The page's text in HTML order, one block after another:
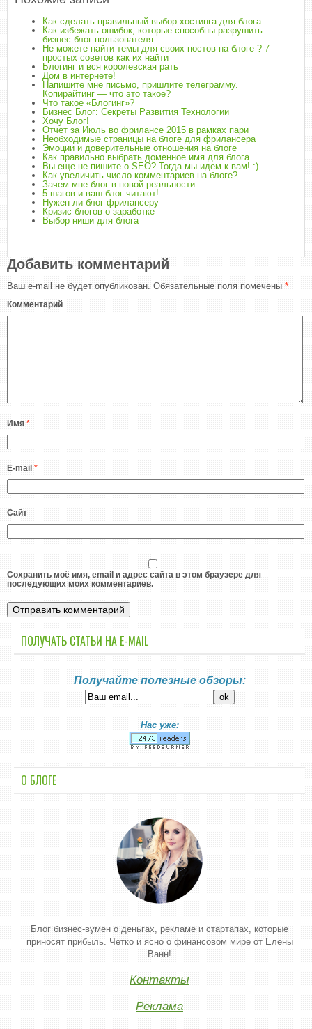
Как сделать правильный выбор хостинга для блога
Как избежать ошибок, которые способны разрушить
бизнес блог пользователя
Не можете найти темы для своих постов на блоге ? 7
простых советов как их найти
Блогинг и вся королевская рать
Дом в интернете!
Напишите мне письмо, пришлите телеграмму.
Копирайтинг — что это такое?
Что такое «Блогинг»?
Бизнес Блог: Секреты Развития Технологии
Хочу Блог!
Отчет за Июль во фрилансе 2015 в рамках пари
Необходимые страницы на блоге для фрилансера
Эмоции и доверительные отношения на блоге
Как правильно выбрать доменное имя для блога.
Вы еще не пишите о SEO? Тогда мы идем к вам! :)
Как увеличить число комментариев на блоге?
Зачем мне блог в новой реальности
5 шагов и ваш блог читают!
Нужен ли блог фрилансеру
Кризис блогов о заработке
Выбор ниши для блога
Добавить комментарий
Ваш e-mail не будет опубликован. Обязательные поля помечены *
Комментарий
Имя *
E-mail *
Сайт
Сохранить моё имя, email и адрес сайта в этом браузере для
последующих моих комментариев.
ПОЛУЧАТЬ СТАТЬИ НА E-MАIL
Получайте полезные обзоры:
Нас уже:
О БЛОГЕ
Блог бизнес-вумен о деньгах, рекламе и стартапах, которые
приносят прибыль. Четко и ясно о финансовом мире от Елены
Ванн!
Контакты
Реклама